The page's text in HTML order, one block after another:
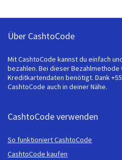
Über CashtoCode
Mit CashtoCode kannst du einfach
bezahlen. Bei dieser Bezahlmethode
Kreditkartendaten benötigt. Dank
CashtoCode auch in deiner Nähe.
CashtoCode verwenden
So funktioniert CashtoCode
CashtoCode kaufen